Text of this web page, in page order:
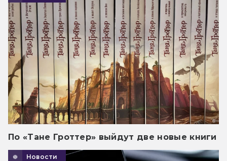
По «Тане Гроттер» выйдут две новые книги
Новости